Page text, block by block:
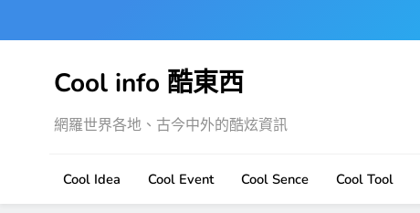
Cool info 酷東西
網羅世界各地、古今中外的酷炫資訊
Cool Idea Cool Event Cool Sence Cool Tool